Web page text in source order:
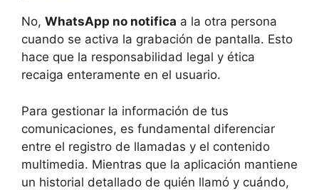
No, WhatsApp no notifica a la otra persona
cuando se activa la grabación de pantalla. Esto
hace que la responsabilidad legal y ética
recaiga enteramente en el usuario.
Para gestionar la información de tus
comunicaciones, es fundamental diferenciar
entre el registro de llamadas y el contenido
multimedia. Mientras que la aplicación mantiene
un historial detallado de quién llamó y cuándo,